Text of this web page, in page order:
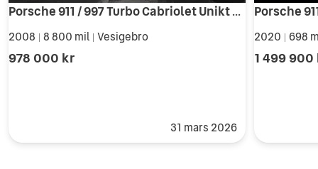
Porsche 911 / 997 Turbo Cabriolet Unikt skick och Spec
2008 8 800 mil Vesigebro
978 000 kr
31 mars 2026
2020 698
1 499